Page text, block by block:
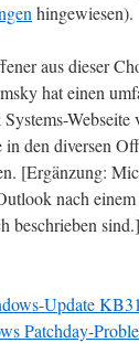
hingewiesen).
aus dieser
hat einen
den diversen
[Ergänzung:
nach
beschrieben
Update
Patchday-